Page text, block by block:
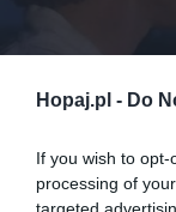
Hopaj.pl - Do
If you wish to
processing of
targeted